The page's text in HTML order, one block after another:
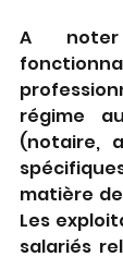
A
régime
(notaire,
matière
Les
salariés